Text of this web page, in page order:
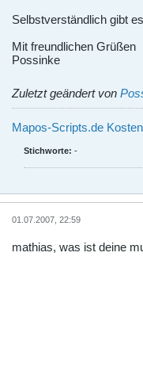
Selbstverständlich gibt
Mit freundlichen Grüßen
Possinke
Zuletzt geändert von
Mapos-Scripts.de
Stichworte: -
01.07.2007, 22:59
mathias, was ist deine